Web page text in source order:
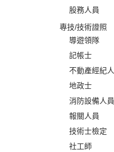
股務人員
專技/技術證照
導遊領隊
記帳士
不動產經紀人
地政士
消防設備人員
報關人員
技術士檢定
社工師